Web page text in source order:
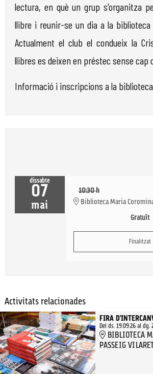
lectura, en què un grup s'organitza
llibre i reunir-se un dia a la
Actualment el club el condueix la
llibres es deixen en préstec sense cap
Informació i inscripcions a la biblioteca.
dissabte
07
mai
10:30 h
Biblioteca Maria
Gratuït
Finalitzat
Activitats relacionades
FIRA
Del ds. 19.09.26al dg.
BIBLIOTECA
PASSEIG VILARET